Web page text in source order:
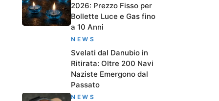
2026: Prezzo Fisso per
Bollette Luce e Gas fino
a 10 Anni
NEWS
Svelati dal Danubio in
Ritirata: Oltre 200 Navi
Naziste Emergono dal
Passato
NEWS